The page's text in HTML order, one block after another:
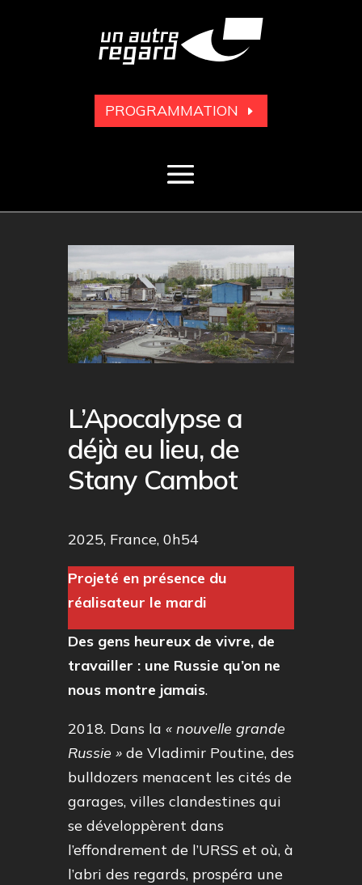
PROGRAMMATION
L’Apocalypse a
déjà eu lieu, de
Stany Cambot
2025, France, 0h54
Projeté en présence du
réalisateur le mardi
Des gens heureux de vivre, de
travailler : une Russie qu’on ne
nous montre jamais.
2018. Dans la « nouvelle grande
Russie » de Vladimir Poutine, des
bulldozers menacent les cités de
garages, villes clandestines qui
se développèrent dans
l’effondrement de l’URSS et où, à
l’abri des regards, prospéra une